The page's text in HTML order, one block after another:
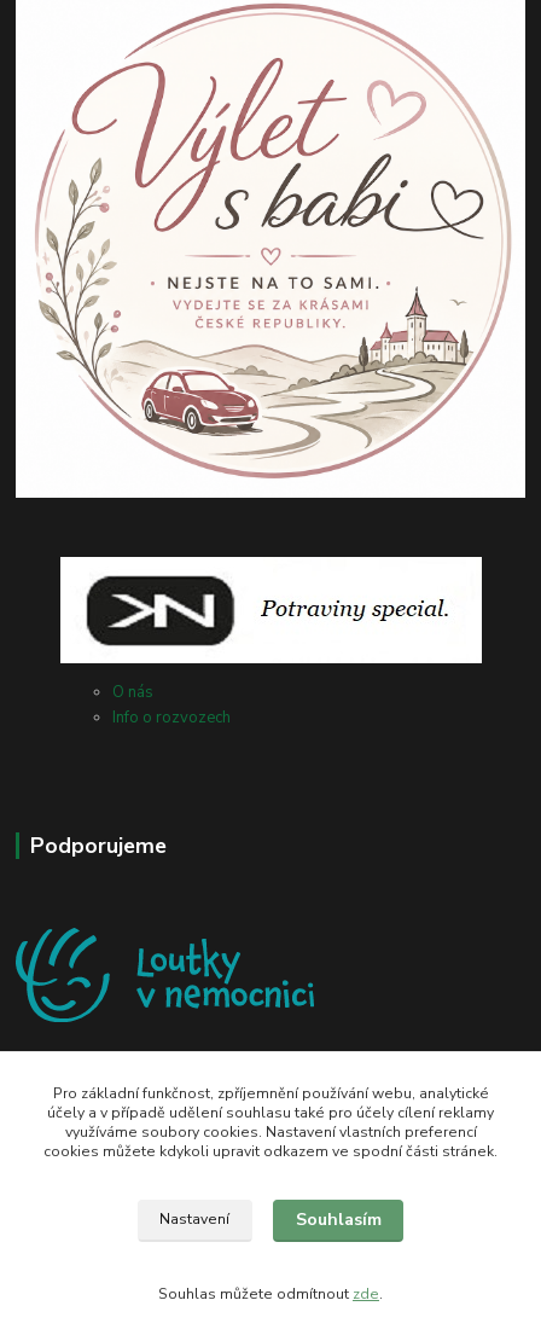
O nás
Info o rozvozech
Podporujeme
zeli-kn@seznam.cz
Pro základní funkčnost, zpříjemnění používání webu, analytické
účely a v případě udělení souhlasu také pro účely cílení reklamy
využíváme soubory cookies. Nastavení vlastních preferencí
cookies můžete kdykoli upravit odkazem ve spodní části stránek.
Nastavení Souhlasím
Souhlas můžete odmítnout zde.